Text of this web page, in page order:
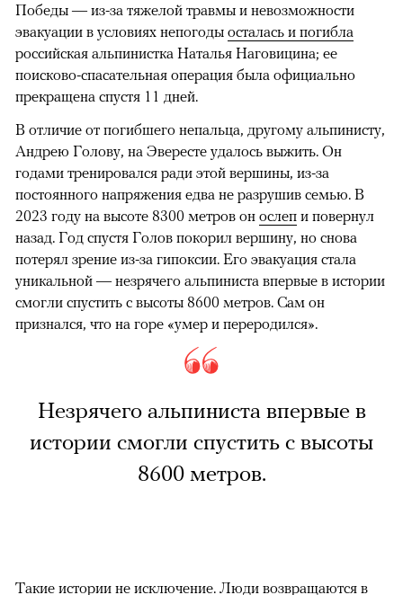
Победы — из-за тяжелой травмы и невозможности
эвакуации в условиях непогоды осталась и погибла
российская альпинистка Наталья Наговицина; ее
поисково-спасательная операция была официально
прекращена спустя 11 дней.
В отличие от погибшего непальца, другому альпинисту,
Андрею Голову, на Эвересте удалось выжить. Он
годами тренировался ради этой вершины, из-за
постоянного напряжения едва не разрушив семью. В
2023 году на высоте 8300 метров он ослеп и повернул
назад. Год спустя Голов покорил вершину, но снова
потерял зрение из-за гипоксии. Его эвакуация стала
уникальной — незрячего альпиниста впервые в истории
смогли спустить с высоты 8600 метров. Сам он
признался, что на горе «умер и переродился».
Незрячего альпиниста впервые в
истории смогли спустить с высоты
8600 метров.
Такие истории не исключение. Люди возвращаются в